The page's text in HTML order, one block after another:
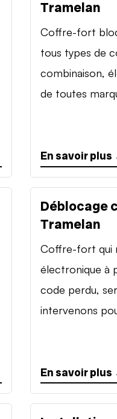
Tramelan
Coffre-fort
tous types de
combinaison,
de toutes
En savoir plus
Déblocage
Tramelan
Coffre-fort qui
électronique à
code perdu,
intervenons
En savoir plus